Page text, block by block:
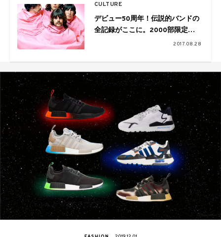
CULTURE
デビュー50周年！伝説的バンドの
全記録がここに。2000部限定の
『ピンク・フロイド全記録』発売
2017.08.28